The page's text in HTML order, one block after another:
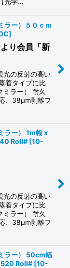
ラー）５０ｃｍ
]
り会員「新
光の反射の高い
着タイプに比
ミラー） 耐久
、38μm剥離フ
ラー） 1m幅 x
Roll# [10-
光の反射の高い
着タイプに比
ミラー） 耐久
、38μm剥離フ
ラー） 50cm幅
Roll# [10-